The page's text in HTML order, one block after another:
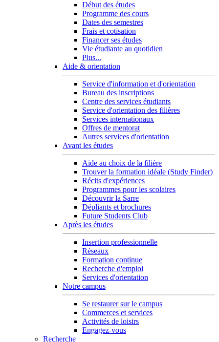
Début des études
Programme des cours
Dates des semestres
Frais et cotisation
Financer ses études
Vie étudiante au quotidien
Plus...
Aide & orientation
Service d'information et d'orientation
Bureau des inscriptions
Centre des services étudiants
Service d'orientation des filières
Services internationaux
Offres de mentorat
Autres services d'orientation
Avant les études
Aide au choix de la filière
Trouver la formation idéale (Study Finder)
Récits d'expériences
Programmes pour les scolaires
Découvrir la Sarre
Dépliants et brochures
Future Students Club
Après les études
Insertion professionnelle
Réseaux
Formation continue
Recherche d'emploi
Services d'orientation
Notre campus
Se restaurer sur le campus
Commerces et services
Activités de loisirs
Engagez-vous
Recherche